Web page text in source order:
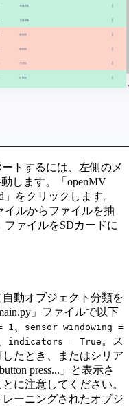
トするには、左側のメ
します。「openMV
をクリックします。
イルからファイルを抽
ファイルをSDカードに
動オブジェクト分類を
」ファイルで以下
1
sensor_windowing =
indicators = True 。ス
たとき、またはシリア
press...」と表示さ
に注意してください。
ーニングされたオブジ